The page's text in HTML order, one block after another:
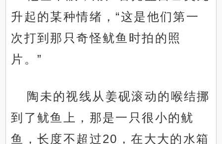
升起的某种情绪，“这是他们第一
次打到那只奇怪鱿鱼时拍的照
片。”
陶未的视线从姜砚滚动的喉结挪
到了鱿鱼上，那是一只很小的鱿
鱼，长度不超过20，在大大的水箱